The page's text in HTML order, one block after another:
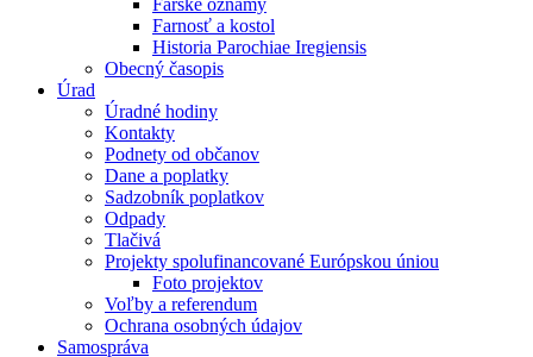
Farské oznamy
Farnosť a kostol
Historia Parochiae Iregiensis
Obecný časopis
Úrad
Úradné hodiny
Kontakty
Podnety od občanov
Dane a poplatky
Sadzobník poplatkov
Odpady
Tlačivá
Projekty spolufinancované Európskou úniou
Foto projektov
Voľby a referendum
Ochrana osobných údajov
Samospráva